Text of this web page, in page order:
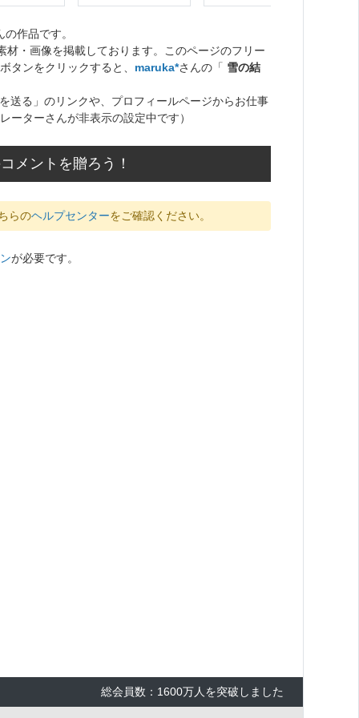
の作品です。
・画像を掲載しております。このページのフリー
タンをクリックすると、 maruka*さんの「 雪の結
送る」のリンクや、プロフィールページからお仕事
ーターさんが非表示の設定中です）
メントを贈ろう！
らのヘルプセンターをご確認ください。
が必要です。
総会員数：1600万人を突破しました